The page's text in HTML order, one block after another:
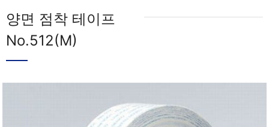
양면 점착 테이프
No.512(M)